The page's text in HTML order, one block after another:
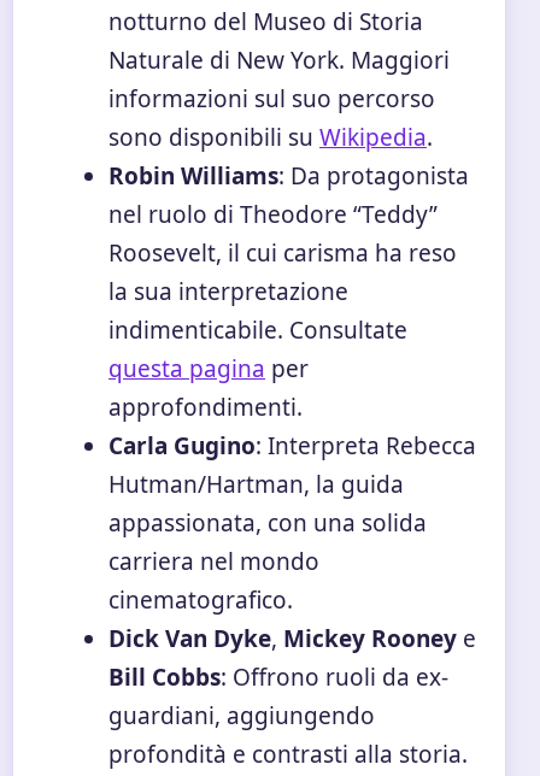
notturno del Museo di Storia
Naturale di New York. Maggiori
informazioni sul suo percorso
sono disponibili su Wikipedia.
Robin Williams: Da protagonista
nel ruolo di Theodore “Teddy”
Roosevelt, il cui carisma ha reso
la sua interpretazione
indimenticabile. Consultate
questa pagina per
approfondimenti.
Carla Gugino: Interpreta Rebecca
Hutman/Hartman, la guida
appassionata, con una solida
carriera nel mondo
cinematografico.
Dick Van Dyke, Mickey Rooney e
Bill Cobbs: Offrono ruoli da ex-
guardiani, aggiungendo
profondità e contrasti alla storia.